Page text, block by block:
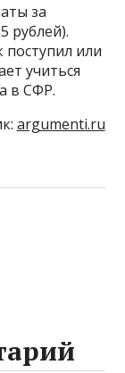
за
рублей).
поступил или
учиться
в СФР.
argumenti.ru